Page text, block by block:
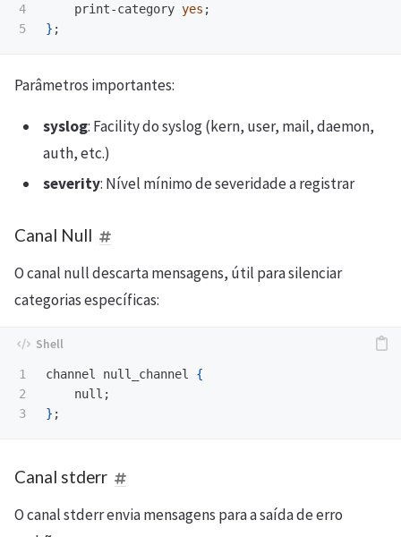
4
    print-category
yes ;
} ;
Parâmetros importantes:
syslog: Facility do syslog (kern, user, mail, daemon,
auth, etc.)
severity: Nível mínimo de severidade a registrar
Canal Null
O canal null descarta mensagens, útil para silenciar
categorias específicas:
1
2
channel null_channel {
    null
;
} ;
Canal stderr
O canal stderr envia mensagens para a saída de erro